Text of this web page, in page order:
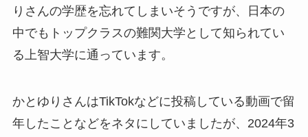
りさんの学歴を忘れてしまいそうですが、日本の
中でもトップクラスの難関大学として知られてい
る上智大学に通っています。
かとゆりさんはTikTokなどに投稿している動画で留
年したことなどをネタにしていましたが、2024年3